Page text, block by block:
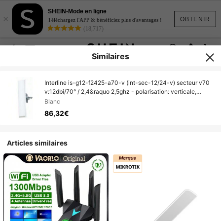
OBTENIR
×
SHEIN-Mode en ligne
Téléchargez l'APP & bénéficiez plus d'avantages !
(18,717)
Similaires
Interline is-g12-f2425-a70-v (int-sec-12/24-v) secteur v70
v:12dbi/70° / 2,4&raquo 2,5ghz - polarisation: verticale,
gain:&nbsp 12dbi, angle
Blanc
86,32€
Articles similaires